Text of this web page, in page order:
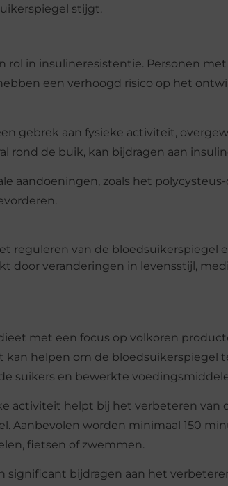
stijgt.
rol in insulineresistentie. Personen met
een verhoogd risico op het
gebrek aan fysieke activiteit,
rond de buik, kan bijdragen aan
aandoeningen, zoals het
reguleren van de bloedsuikerspiegel
door veranderingen in levensstijl,
met een focus op volkoren
helpen om de bloedsuikerspiegel
suikers en bewerkte
activiteit helpt bij het verbeteren van
Aanbevolen worden minimaal 150
fietsen of zwemmen.
significant bijdragen aan het